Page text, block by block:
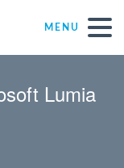
MENU
Lumia